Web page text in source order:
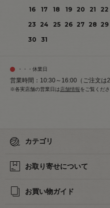
16
17 18 19 20 21
22
23
24 25 26 27 28 29
30
31
・・・休業日
営業時間：10:30～16:00（ご注文は
※各実店舗の営業日は 店舗情報をご覧くださ
カテゴリ
お取り寄せについて
お買い物ガイド